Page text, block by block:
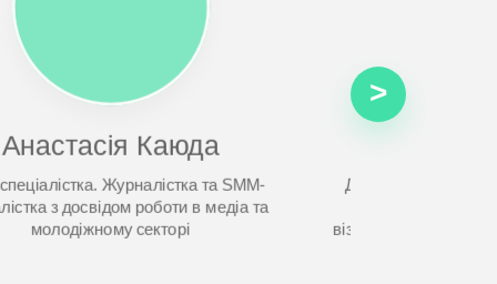
Анастасія Каюда
Журналістка та SMM-
з досвідом роботи в медіа та
молодіжному секторі
Дизайнерка медіа
візуальних
>